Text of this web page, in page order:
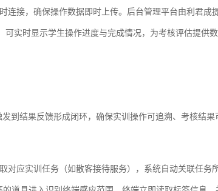
连接，确保操作数据即时上传。后台管理平台由利君成
实时显示学生操作进度与完成情况，为考核评估提供数
到结果反馈形成闭环，确保实训操作可追溯、考核结果
对应实训任务（如散客接待服务），系统自动关联任务